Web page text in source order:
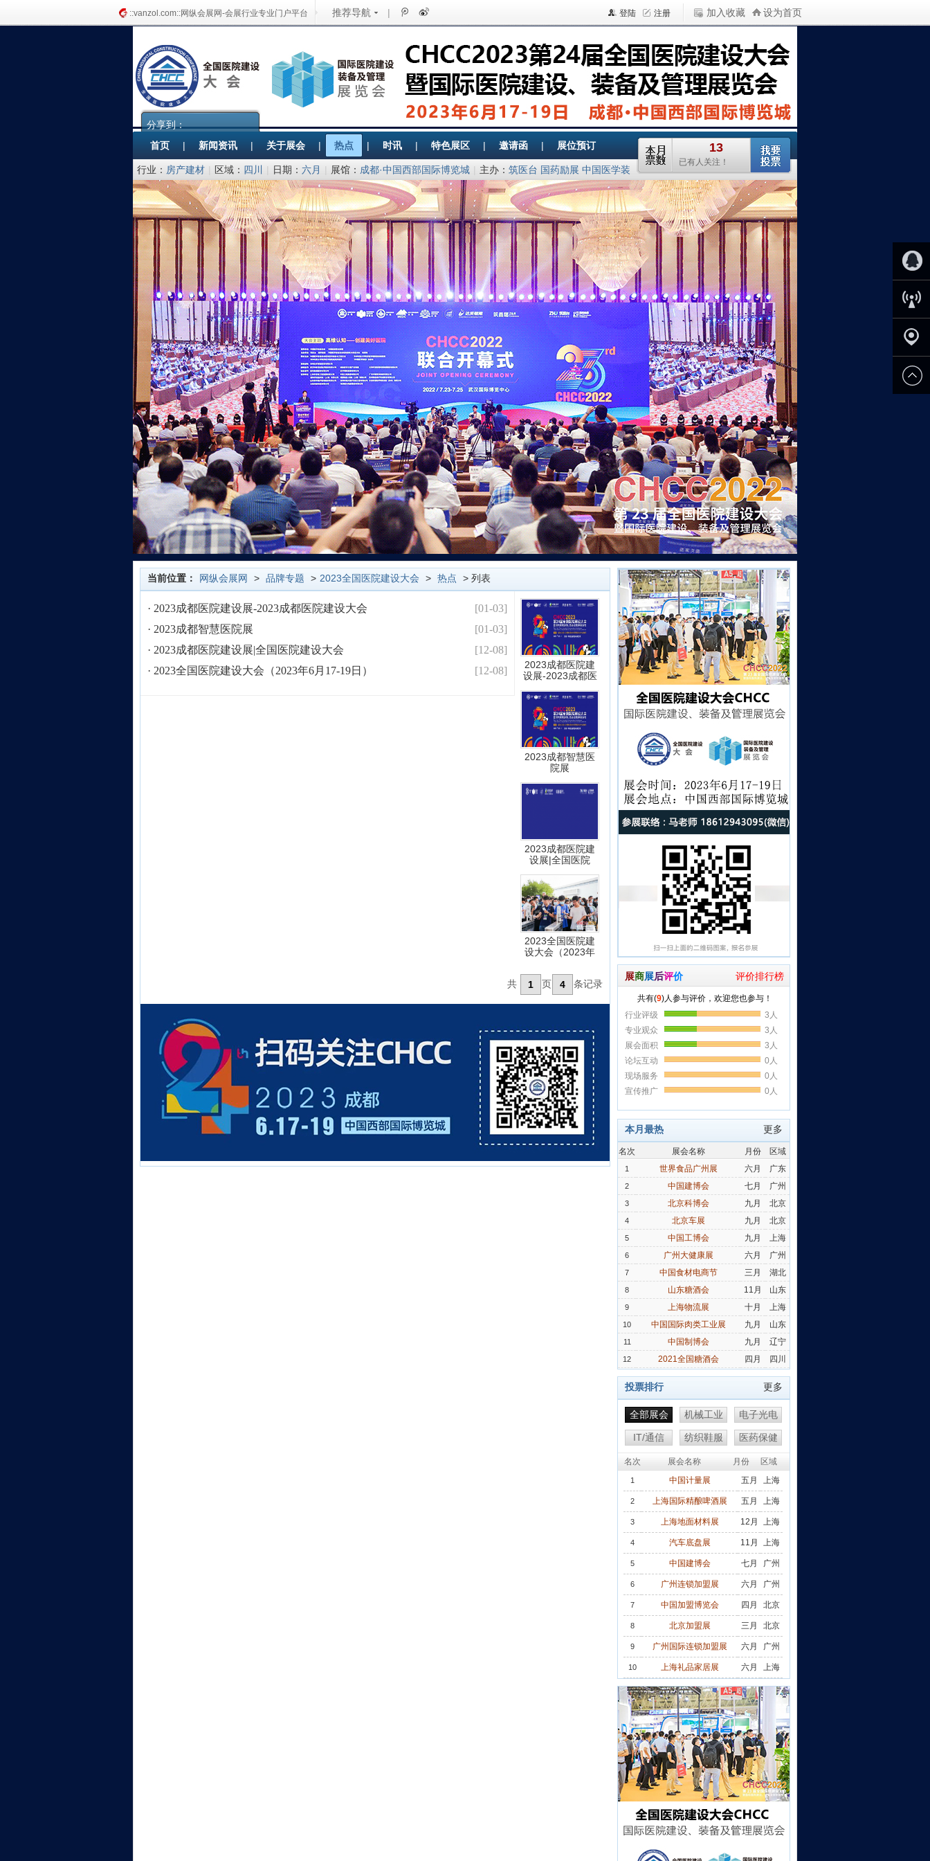
::vanzol.com::网纵会展网-会展行业专业门户平台 推荐导航 | 加入收藏 设为首页
分享到：
首页
| 新闻资讯 | 关于展会 | 热点 | 时讯 | 特色展区 | 邀请函 | 展位预订
行业： 房产建材 | 区域： 四川 | 日期： 六月 | 展馆： 成都·中国西部国际博览城 | 主办： 筑医台 国药励展 中国医学装
备协会医院建筑与装备分会 筑而瑞
当前位置： 网纵会展网 > 品牌专题 > 2023全国医院建设大会 > 热点 > 列表
[01-03]
· 2023成都医院建设展-2023成都医院建设大会
[01-03]
· 2023成都智慧医院展
[12-08]
· 2023成都医院建设展|全国医院建设大会
[12-08]
· 2023全国医院建设大会（2023年6月17-19日）
2023成都医院建
设展-2023成都医
2023成都智慧医
院展
2023成都医院建
设展|全国医院
2023全国医院建
设大会（2023年
共 1 页 4 条记录
展商展后评价 评价排行榜
本月最热 更多
名次 展会名称 月份 区域
1 世界食品广州展 六月 广东
2 中国建博会 七月 广州
3 北京科博会 九月 北京
4 北京车展 九月 北京
5 中国工博会 九月 上海
6 广州大健康展 六月 广州
7 中国食材电商节 三月 湖北
8 山东糖酒会 11月 山东
9 上海物流展 十月 上海
10 中国国际肉类工业展 九月 山东
11 中国制博会 九月 辽宁
12 2021全国糖酒会 四月 四川
投票排行 更多
全部展会 机械工业 电子光电
IT/通信 纺织鞋服 医药保健
名次 展会名称 月份 区域
1 中国计量展 五月 上海
2 上海国际精酿啤酒展 五月 上海
3 上海地面材料展 12月 上海
4 汽车底盘展 11月 上海
5 中国建博会 七月 广州
6 广州连锁加盟展 六月 广州
7 中国加盟博览会 四月 北京
8 北京加盟展 三月 北京
9 广州国际连锁加盟展 六月 广州
10 上海礼品家居展 六月 上海
QQ客服
申请参
观众登